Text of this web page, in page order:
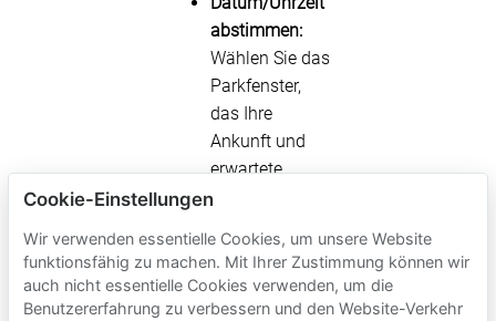
abstimmen:
Wählen Sie das
Parkfenster,
das Ihre
Ankunft und
erwartete
Rückkehr
Zeitverlust
oder
Abschneiden
Cookie-Einstellungen
Wir verwenden essentielle Cookies, um unsere Website
funktionsfähig zu machen. Mit Ihrer Zustimmung können wir
auch nicht essentielle Cookies verwenden, um die
Benutzererfahrung zu verbessern und den Website-Verkehr